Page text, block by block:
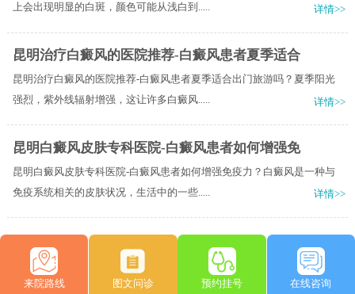
上会出现明显的白斑，颜色可能从浅白到.....
详情>>
昆明治疗白癜风的医院推荐-白癜风患者夏季适合
昆明治疗白癜风的医院推荐-白癜风患者夏季适合出门旅游吗？夏季阳光
强烈，紫外线辐射增强，这让许多白癜风.....
详情>>
昆明白癜风皮肤专科医院-白癜风患者如何增强免
昆明白癜风皮肤专科医院-白癜风患者如何增强免疫力？白癜风是一种与
免疫系统相关的皮肤状况，生活中的一些.....
详情>>
来院路线 图文问诊 预约挂号 在线咨询